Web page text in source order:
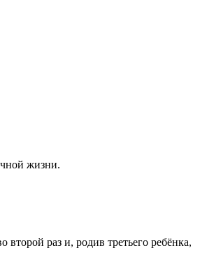
жизни.
раз и, родив третьего ребёнка,